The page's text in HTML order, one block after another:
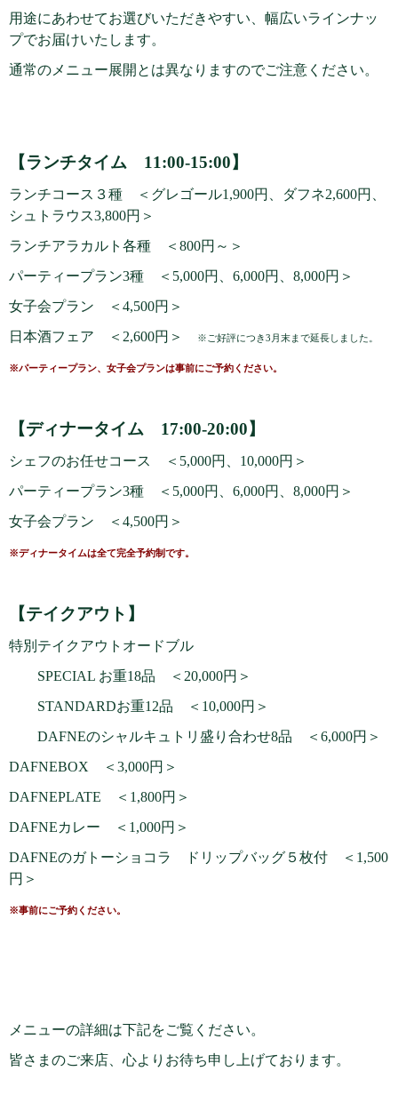
用途にあわせてお選びいただきやすい、幅広いラインナッ
プでお届けいたします。
通常のメニュー展開とは異なりますのでご注意ください。
【ランチタイム 11:00-15:00】
ランチコース３種 ＜グレゴール1,900円、ダフネ2,600円、
シュトラウス3,800円＞
ランチアラカルト各種 ＜800円～＞
パーティープラン3種 ＜5,000円、6,000円、8,000円＞
女子会プラン ＜4,500円＞
日本酒フェア ＜2,600円＞
※ご好評につき3月末まで延長しました。
※パーティープラン、女子会プランは事前にご予約ください。
【ディナータイム 17:00-20:00】
シェフのお任せコース ＜5,000円、10,000円＞
パーティープラン3種 ＜5,000円、6,000円、8,000円＞
女子会プラン ＜4,500円＞
※ディナータイムは全て完全予約制です。
【テイクアウト】
特別テイクアウトオードブル
SPECIAL お重18品 ＜20,000円＞
STANDARDお重12品 ＜10,000円＞
DAFNEのシャルキュトリ盛り合わせ8品 ＜6,000円＞
DAFNEBOX ＜3,000円＞
DAFNEPLATE ＜1,800円＞
DAFNEカレー ＜1,000円＞
DAFNEのガトーショコラ ドリップバッグ５枚付 ＜1,500
円＞
※事前にご予約ください。
メニューの詳細は下記をご覧ください。
皆さまのご来店、心よりお待ち申し上げております。